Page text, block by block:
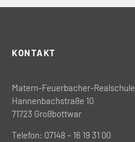
KONTAKT
Matern-Feuerbacher-Realschule
Hannenbachstraße 10
71723 Großbottwar
Telefon: 07148 – 16 19 31 00